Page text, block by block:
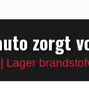
zorgt
Lager